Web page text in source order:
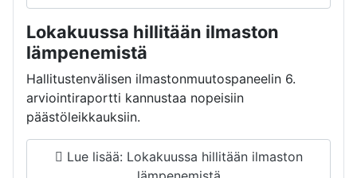
Lokakuussa hillitään ilmaston
lämpenemistä
Hallitustenvälisen ilmastonmuutospaneelin 6.
arviointiraportti kannustaa nopeisiin
päästöleikkauksiin.
Lue lisää: Lokakuussa hillitään ilmaston